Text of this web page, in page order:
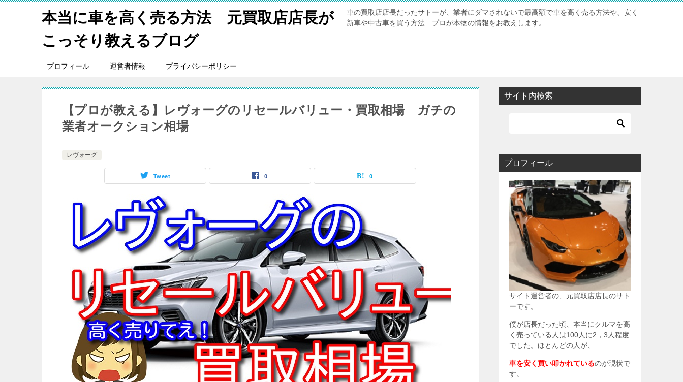
本当に車を高く売る方法 元買取店店長が
こっそり教えるブログ
車の買取店店長だったサトーが、業者にダマされないで最高額で車を高く売る方法や、安く
新車や中古車を買う方法 プロが本物の情報をお教えします。
プロフィール 運営者情報 プライバシーポリシー
【プロが教える】レヴォーグのリセールバリュー・買取相場 ガチの
業者オークション相場
レヴォーグ
Tweet 0 0
サイト内検索
プロフィール
サイト運営者の、元買取店店長のサト
ーです。
僕が店長だった頃、本当にクルマを高
く売っている人は100人に2，3人程度
でした。ほとんどの人が、
車を安く買い叩かれているのが現状で
す。